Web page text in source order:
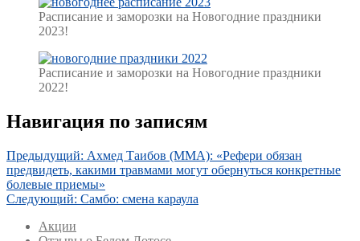
Gallery
image
caption:
Расписание и заморозки на Новогодние праздники
2023!
Gallery
image
Расписание и заморозки на Новогодние праздники
2022!
Навигация по записям
Предыдущий: Ахмед Таибов (ММА): «Рефери обязан
предвидеть, какими травмами могут обернуться конкретные
болевые приемы»
Следующий: Самбо: смена караула
Акции